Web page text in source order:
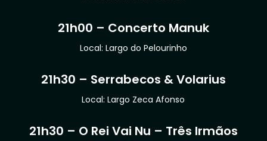
21h00 – Concerto Manuk
Local: Largo do Pelourinho
21h30 – Serrabecos & Volarius
Local: Largo Zeca Afonso
21h30 – O Rei Vai Nu – Três Irmãos